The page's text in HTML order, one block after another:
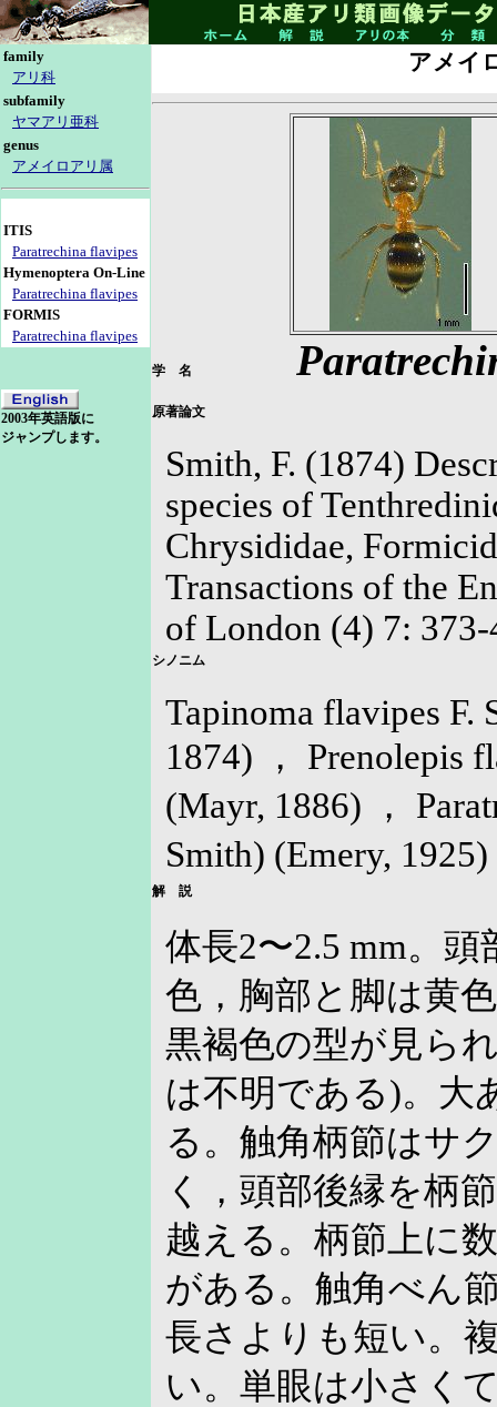
family
アリ科
subfamily
ヤマアリ亜科
genus
アメイロアリ属
ITIS
Paratrechina flavipes
Hymenoptera On-Line
Paratrechina flavipes
FORMIS
Paratrechina flavipes
2003年英語版に
ジャンプします。
アメイ
学 名
原著論文
Smith, F. (1874)
species of
Chrysididae,
Transactions of the
of London (4) 7: 373-
シノニム
Tapinoma flavipes F.
1874) ， Prenolepis
(Mayr, 1886) ，
Smith) (Emery,
解 説
体長2〜2.5 mm。
色，胸部と脚は黄
黒褐色の型が見ら
は不明である)。大
る。触角柄節はサ
く，頭部後縁を柄
越える。柄節上に
がある。触角べん
長さよりも短い。
い。単眼は小さく